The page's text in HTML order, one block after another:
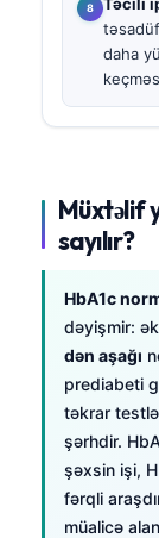
daha
Müxtəlif
sayılır?
HbA1c
dəyişmir:
dən aşağı
prediabeti
təkrar
şərhdir.
şəxsin işi,
fərqli
müalicə